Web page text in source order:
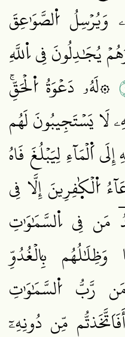
وَيُرۡسِلُ اُ۬لصَّوَٰعِقَ
يُجَٰدِلُونَ فِي اِ۬للَّهِ
۞لَهُۥ دَعۡوَةُ اُ۬لۡحَقِّۚ
لَا يَسۡتَجِيبُونَ لَهُم
اَ۬لۡمَآءِ لِيَبۡلُغَ فَاهُ
اُ۬لۡكٰ۪فِرِينَ إِلَّا فِي
مَن فِي اِ۬لسَّمَٰوَٰتِ
بِالۡغُدُوِّ
رَّبُّ اُ۬لسَّمَٰوَٰتِ
مِّن دُونِهِۦٓ